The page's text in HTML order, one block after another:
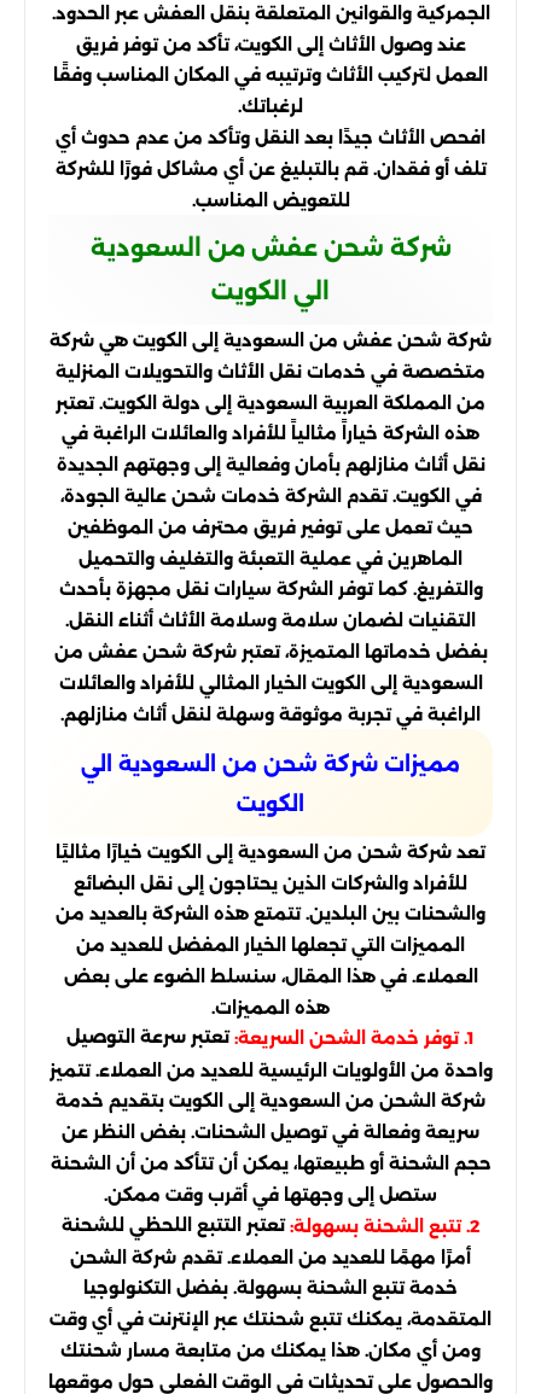
الجمركية والقوانين المتعلقة بنقل العفش عبر الحدود.
عند وصول الأثاث إلى الكويت، تأكد من توفر فريق
العمل لتركيب الأثاث وترتيبه في المكان المناسب وفقًا
لرغباتك.
افحص الأثاث جيدًا بعد النقل وتأكد من عدم حدوث أي
تلف أو فقدان. قم بالتبليغ عن أي مشاكل فورًا للشركة
للتعويض المناسب.
شركة شحن عفش من السعودية
الي الكويت
شركة شحن عفش من السعودية إلى الكويت هي شركة
متخصصة في خدمات نقل الأثاث والتحويلات المنزلية
من المملكة العربية السعودية إلى دولة الكويت. تعتبر
هذه الشركة خياراً مثالياً للأفراد والعائلات الراغبة في
نقل أثاث منازلهم بأمان وفعالية إلى وجهتهم الجديدة
في الكويت. تقدم الشركة خدمات شحن عالية الجودة،
حيث تعمل على توفير فريق محترف من الموظفين
الماهرين في عملية التعبئة والتغليف والتحميل
والتفريغ. كما توفر الشركة سيارات نقل مجهزة بأحدث
التقنيات لضمان سلامة وسلامة الأثاث أثناء النقل.
بفضل خدماتها المتميزة، تعتبر شركة شحن عفش من
السعودية إلى الكويت الخيار المثالي للأفراد والعائلات
الراغبة في تجربة موثوقة وسهلة لنقل أثاث منازلهم.
مميزات شركة شحن من السعودية الي
الكويت
تعد شركة شحن من السعودية إلى الكويت خيارًا مثاليًا
للأفراد والشركات الذين يحتاجون إلى نقل البضائع
والشحنات بين البلدين. تتمتع هذه الشركة بالعديد من
المميزات التي تجعلها الخيار المفضل للعديد من
العملاء. في هذا المقال، سنسلط الضوء على بعض
هذه المميزات.
1. توفر خدمة الشحن السريعة:
تعتبر سرعة التوصيل
واحدة من الأولويات الرئيسية للعديد من العملاء. تتميز
شركة الشحن من السعودية إلى الكويت بتقديم خدمة
سريعة وفعالة في توصيل الشحنات. بغض النظر عن
حجم الشحنة أو طبيعتها، يمكن أن تتأكد من أن الشحنة
ستصل إلى وجهتها في أقرب وقت ممكن.
2. تتبع الشحنة بسهولة:
تعتبر التتبع اللحظي للشحنة
أمرًا مهمًا للعديد من العملاء. تقدم شركة الشحن
خدمة تتبع الشحنة بسهولة. بفضل التكنولوجيا
المتقدمة، يمكنك تتبع شحنتك عبر الإنترنت في أي وقت
ومن أي مكان. هذا يمكنك من متابعة مسار شحنتك
والحصول على تحديثات في الوقت الفعلي حول موقعها